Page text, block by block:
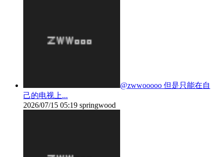
@zwwooooo 但是只能在自
己的电视上...
2026/07/15 05:19 springwood